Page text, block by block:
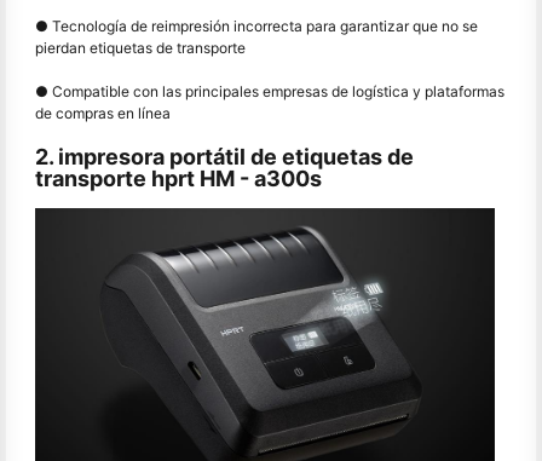
● Tecnología de reimpresión incorrecta para garantizar que no se
pierdan etiquetas de transporte
● Compatible con las principales empresas de logística y plataformas
de compras en línea
2. impresora portátil de etiquetas de
transporte hprt HM - a300s